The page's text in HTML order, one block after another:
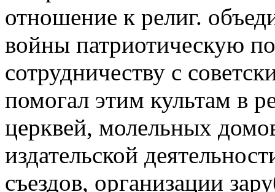
отношение к религ.
войны патриотическую
сотрудничеству с
помогал этим культам в
церквей, молельных
издательской
съездов, организации